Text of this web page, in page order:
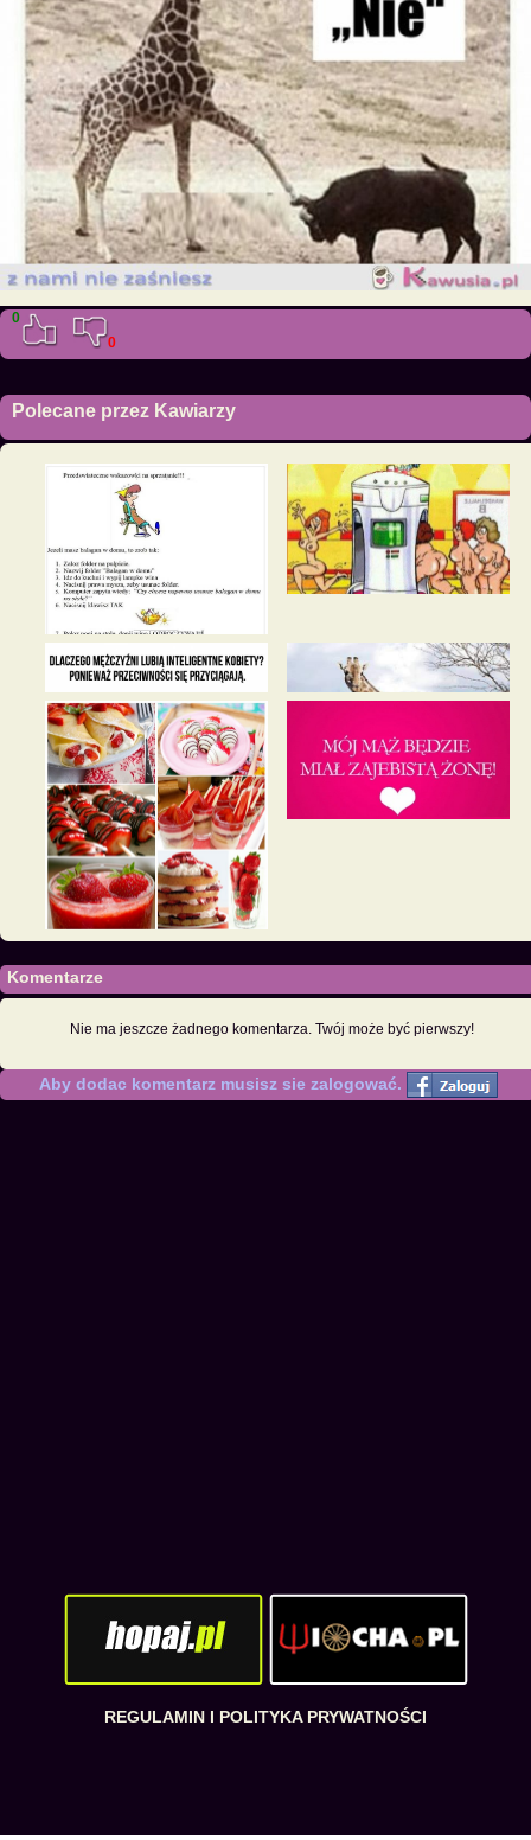
0
0
Polecane przez Kawiarzy
Komentarze
Nie ma jeszcze żadnego komentarza. Twój może być pierwszy!
Aby dodac komentarz musisz sie zalogować.
REGULAMIN I POLITYKA PRYWATNOŚCI